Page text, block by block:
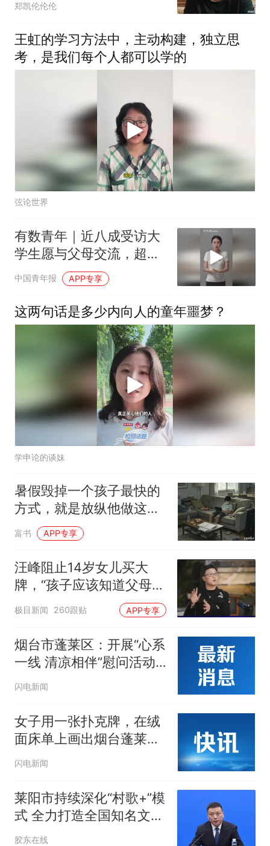
郑凯伦伦伦
王虹的学习方法中，主动构建，独立思
考，是我们每个人都可以学的
弦论世界
有数青年｜近八成受访大
学生愿与父母交流，超五
成期待父母了解自己的生
中国青年报 APP专享
这两句话是多少内向人的童年噩梦？
学申论的谈妹
暑假毁掉一个孩子最快的
方式，就是放纵他做这几
件事，父母却不知
富书 APP专享
汪峰阻止14岁女儿买大
牌，“孩子应该知道父母的
不易”，称自己买衣服80%
极目新闻 260跟贴 APP专享
烟台市蓬莱区：开展“心系
一线 清凉相伴”慰问活动
为坚守岗位的劳动者送去
闪电新闻
女子用一张扑克牌，在绒
面床单上画出烟台蓬莱
阁。网友：高手在民间！
闪电新闻
莱阳市持续深化“村歌+”模
式 全力打造全国知名文化
品牌
胶东在线